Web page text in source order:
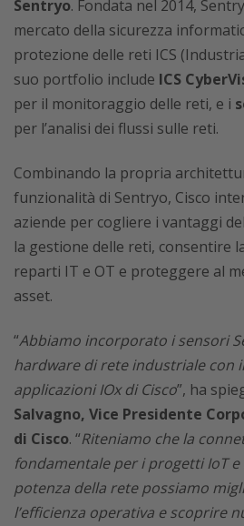
Sentryo. Fondata nel 2014,
mercato della sicurezza
protezione delle reti ICS
suo portfolio include ICS
per il monitoraggio delle reti, e i
per l’analisi dei flussi sulle reti.
Combinando la propria
funzionalità di Sentryo, Cisco
aziende per cogliere i vantaggi
la gestione delle reti, consentire
reparti IT e OT e proteggere al
asset.
“Abbiamo incorporato i sensori
hardware di rete industriale con
applicazioni IOx di Cisco”, ha
Salvagno, Vice Presidente
di Cisco. “Riteniamo che la
fondamentale per i progetti IoT
potenza della rete possiamo
l’efficienza operativa e scoprire